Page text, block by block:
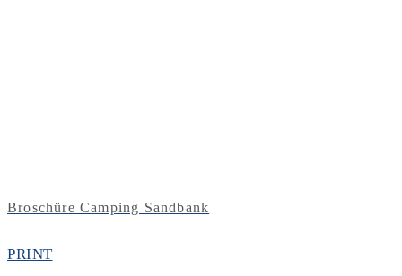
Broschüre Camping Sandbank
PRINT